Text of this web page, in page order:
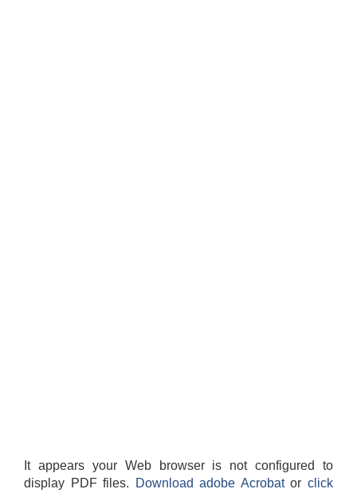
It appears your Web browser is not configured to
display PDF files.
Download adobe Acrobatorclick